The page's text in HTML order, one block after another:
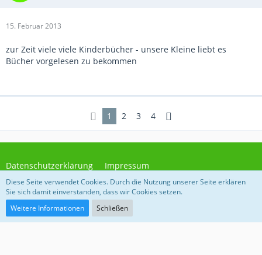
15. Februar 2013
zur Zeit viele viele Kinderbücher - unsere Kleine liebt es
Bücher vorgelesen zu bekommen
1 2 3 4
Datenschutzerklärung Impressum
Community-Software:
Diese Seite verwendet Cookies. Durch die Nutzung unserer Seite erklären
Sie sich damit einverstanden, dass wir Cookies setzen.
Weitere Informationen
Schließen